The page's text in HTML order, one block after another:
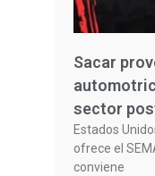
Sacar
sector
Estados
ofrece el
conviene